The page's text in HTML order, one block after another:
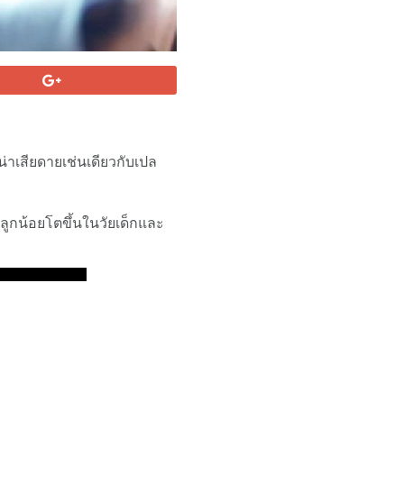
สียดายเช่นเดียวกับเปล
กน้อยโตขึ้นในวัยเด็กและ